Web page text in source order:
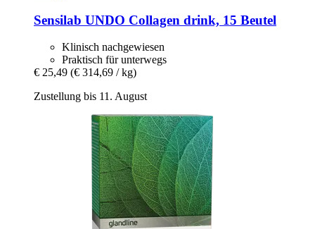
Sensilab UNDO Collagen drink, 15 Beutel
Klinisch nachgewiesen
Praktisch für unterwegs
€ 25,49 (€ 314,69 / kg)
Zustellung bis 11. August